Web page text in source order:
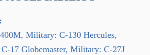
Military: C-130 Hercules,
17 Globemaster, Military: C-27J